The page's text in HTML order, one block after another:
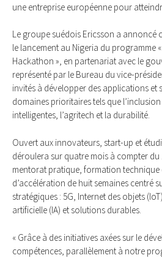
une entreprise européenne pour
Le groupe suédois Ericsson a annoncé
le lancement au Nigeria du programme
Hackathon », en partenariat avec le
représenté par le Bureau du vice-
invités à développer des applications et
domaines prioritaires tels que
intelligentes, l’agritech et la durabilité.
Ouvert aux innovateurs, start-up et
déroulera sur quatre mois à compter du
mentorat pratique, formation technique
d’accélération de huit semaines centré
stratégiques : 5G, Internet des objets
artificielle (IA) et solutions durables.
« Grâce à des initiatives axées sur le
compétences, parallèlement à notre